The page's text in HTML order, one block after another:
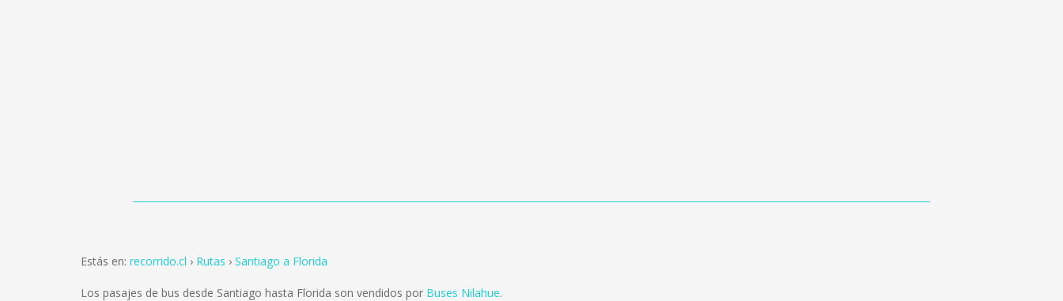
Estás en: recorrido.cl Rutas Santiago a Florida
Los pasajes de bus desde Santiago hasta Florida son vendidos por Buses Nilahue.